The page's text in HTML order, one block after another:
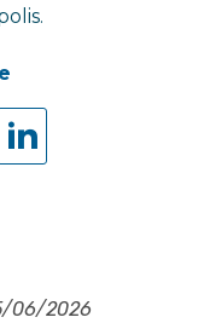
06/2026